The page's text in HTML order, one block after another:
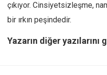
çıkıyor. Cinsiyetsizleşme,
bir ırkın peşindedir.
Yazarın diğer yazılarını